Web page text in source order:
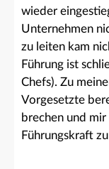
wieder
Unternehmen
zu leiten kam
Führung ist
Chefs). Zu
Vorgesetzte
brechen und mir
Führungskraft